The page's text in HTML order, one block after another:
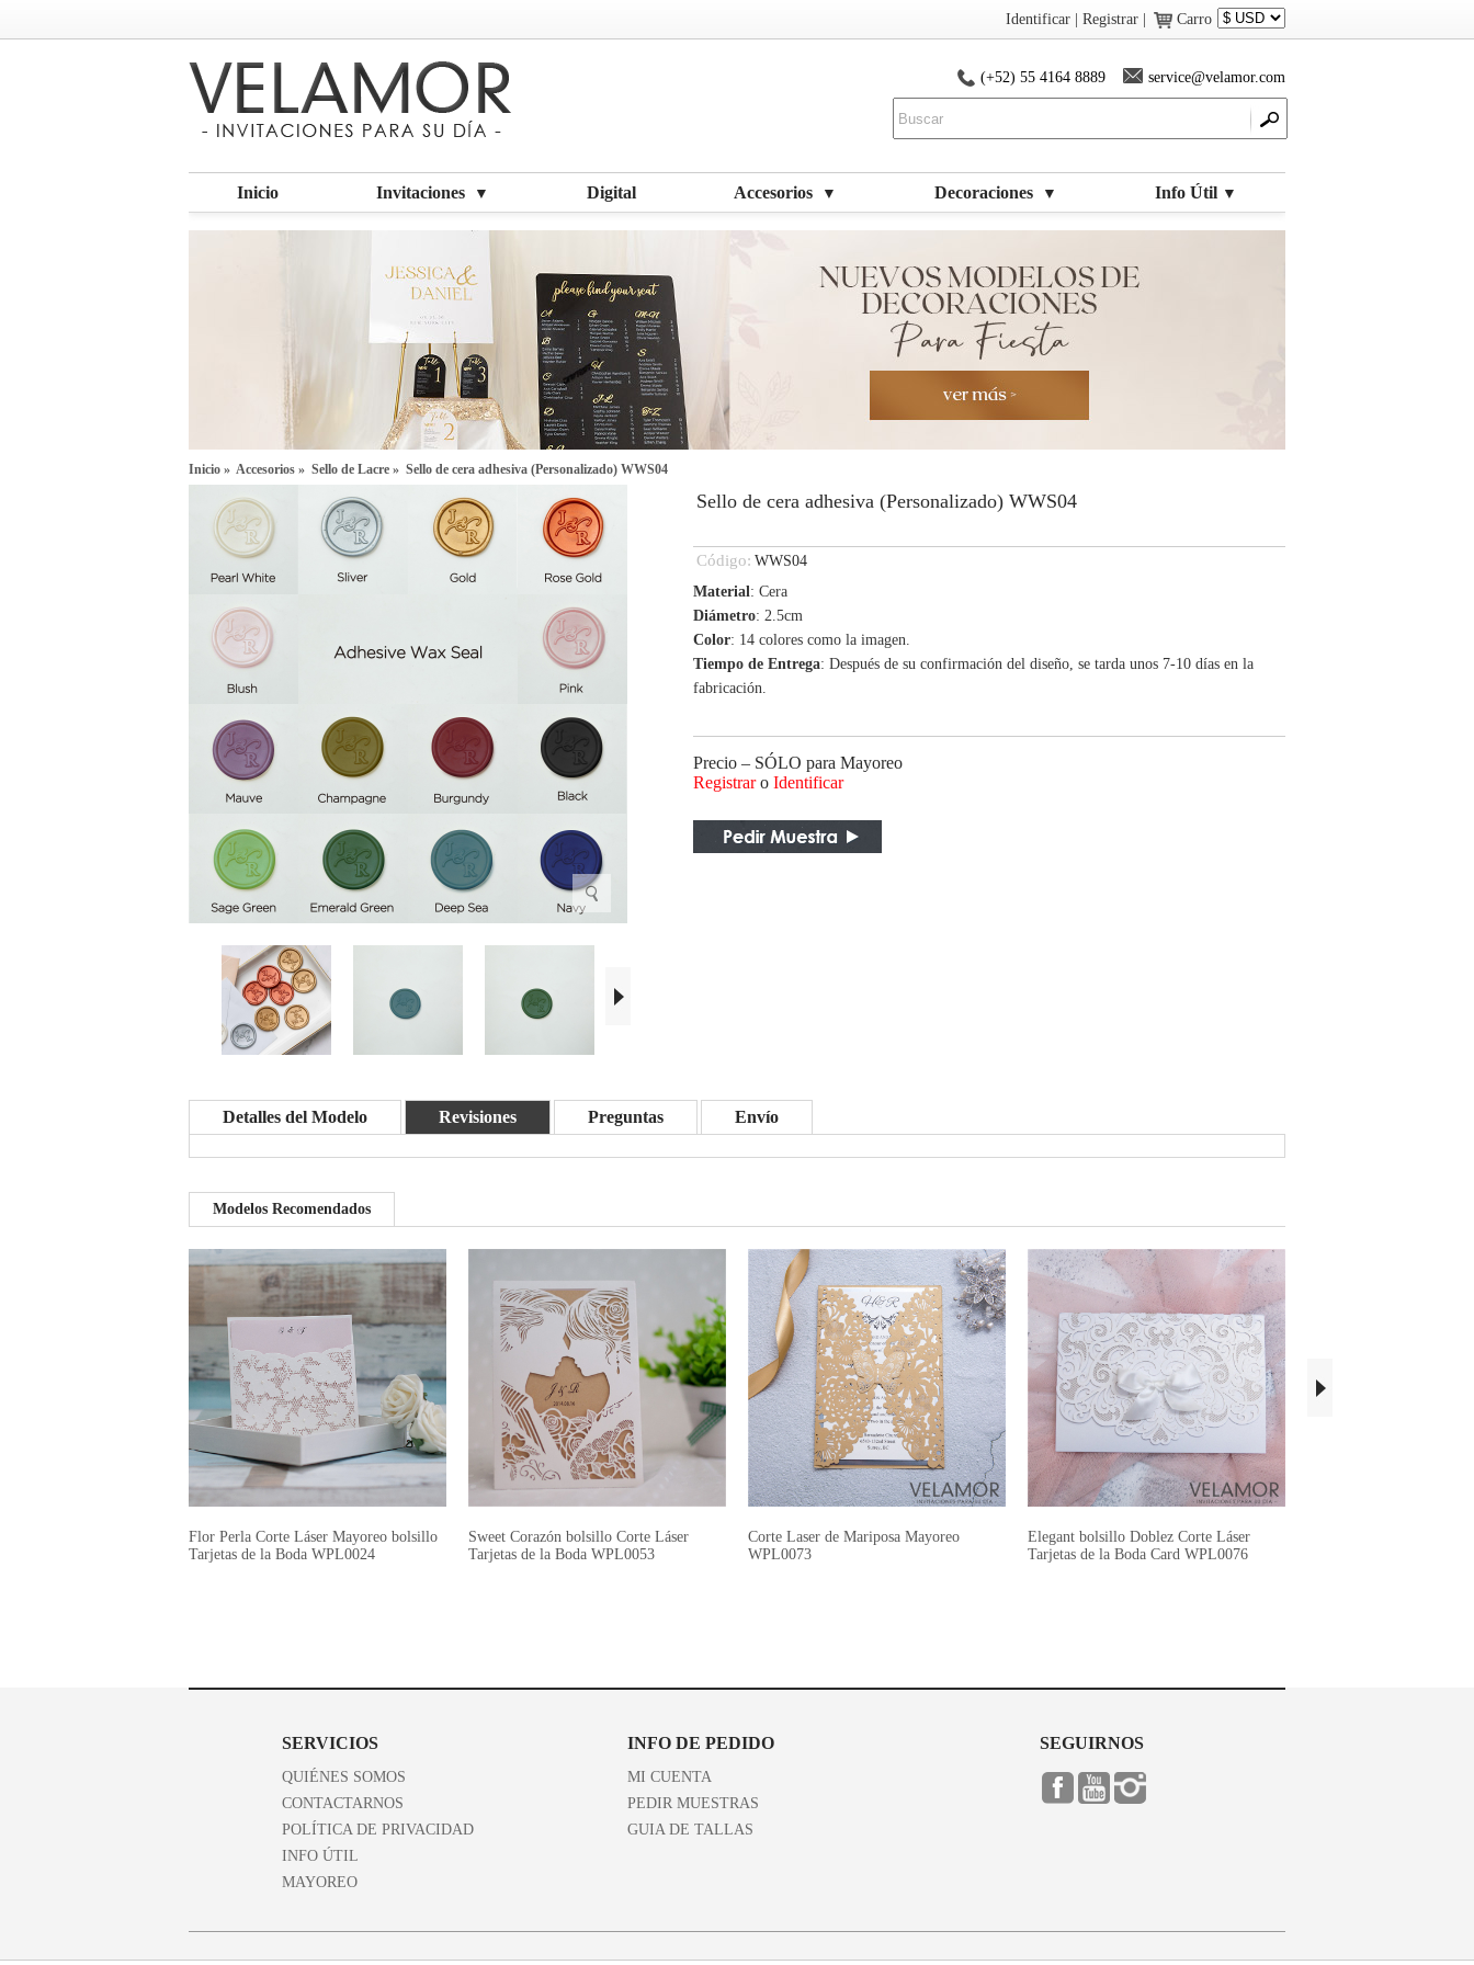
Identificar | Registrar Carro
(+52) 55 4164 8889 service@velamor.com
Inicio Invitaciones ▼ Digital Accesorios ▼ Decoraciones ▼ Info Útil ▼
Inicio » Accesorios » Sello de Lacre » Sello de cera adhesiva (Personalizado) WWS04
Sello de cera adhesiva (Personalizado) WWS04
Código: WWS04
Material: Cera
Diámetro: 2.5cm
Color: 14 colores como la imagen.
Tiempo de Entrega: Después de su confirmación del diseño, se tarda unos 7-10 días en la
fabricación.
Precio – SÓLO para Mayoreo
Registraro Identificar
Detalles del Modelo Revisiones Preguntas Envío
Modelos Recomendados
Flor Perla Corte Láser Mayoreo bolsillo
Tarjetas de la Boda WPL0024
Sweet Corazón bolsillo Corte Láser
Tarjetas de la Boda WPL0053
Corte Laser de Mariposa Mayoreo
WPL0073
Elegant bolsillo Doblez Corte Láser
Tarjetas de la Boda Card WPL0076
SERVICIOS
QUIÉNES SOMOS
CONTACTARNOS
POLÍTICA DE PRIVACIDAD
INFO ÚTIL
MAYOREO
INFO DE PEDIDO
MI CUENTA
PEDIR MUESTRAS
GUIA DE TALLAS
SEGUIRNOS